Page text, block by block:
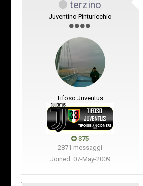
terzino
Juventino Pinturicchio
Tifoso Juventus
375
2871 messaggi
Joined: 07-May-2009